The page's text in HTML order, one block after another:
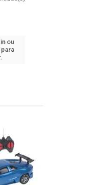
ou